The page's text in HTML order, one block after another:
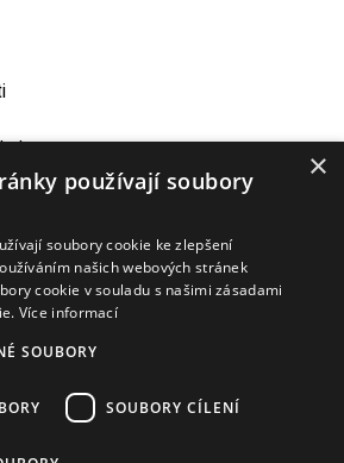
×
používají soubory
soubory cookie ke zlepšení
našich webových stránek
cookie v souladu s našimi zásadami
Více informací
SOUBORY
SOUBORY CÍLENÍ